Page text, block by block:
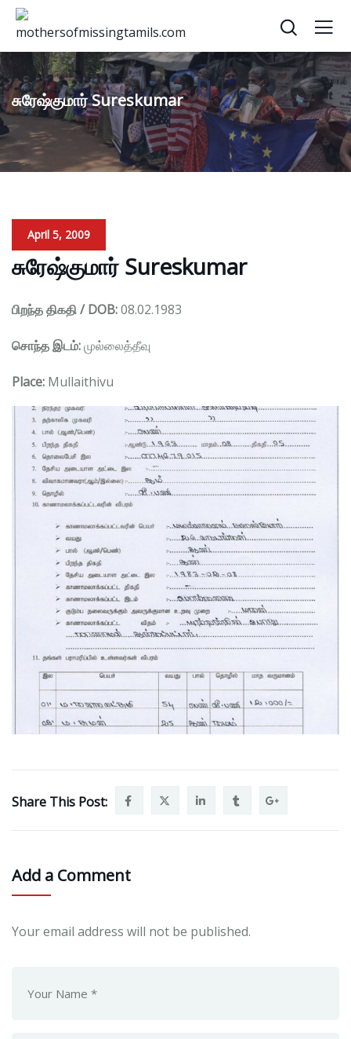
சுரேஷ்குமார் Sureskumar
April 5, 2009
சுரேஷ்குமார் Sureskumar
பிறந்த திகதி / DOB:08.02.1983
சொந்த இடம்:முல்லைத்தீவு
Place: Mullaithivu
Share This Post:
Add a Comment
Your email address will not be published.